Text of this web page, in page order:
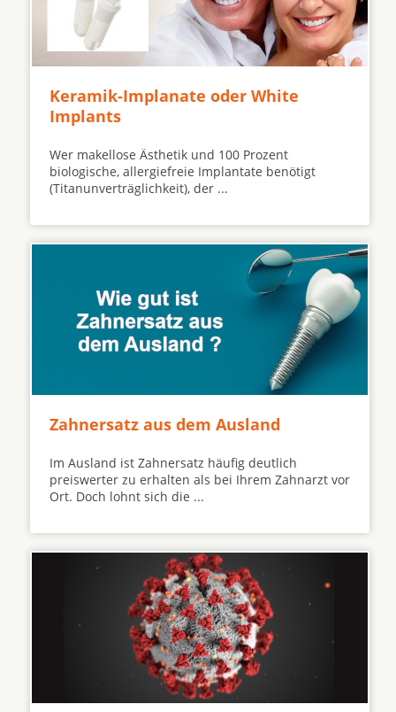
Keramik-Implanate oder White
Implants
Wer makellose Ästhetik und 100 Prozent
biologische, allergiefreie Implantate benötigt
(Titanunverträglichkeit), der ...
Zahnersatz aus dem Ausland
Im Ausland ist Zahnersatz häufig deutlich
preiswerter zu erhalten als bei Ihrem Zahnarzt vor
Ort. Doch lohnt sich die ...